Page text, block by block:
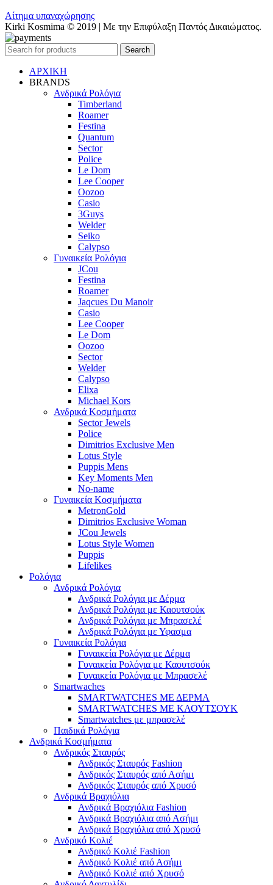
Αίτημα υπαναχώρησης
Kirki Kosmima © 2019 | Με την Επιφύλαξη Παντός Δικαιώματος.
Search
ΑΡΧΙΚΗ
BRANDS
Ανδρικά Ρολόγια
Timberland
Roamer
Festina
Quantum
Sector
Police
Le Dom
Lee Cooper
Oozoo
Casio
3Guys
Welder
Seiko
Calypso
Γυναικεία Ρολόγια
JCou
Festina
Roamer
Jaqcues Du Manoir
Casio
Lee Cooper
Le Dom
Oozoo
Sector
Welder
Calypso
Elixa
Michael Kors
Ανδρικά Κοσμήματα
Sector Jewels
Police
Dimitrios Exclusive Men
Lotus Style
Puppis Mens
Key Moments Men
No-name
Γυναικεία Κοσμήματα
MetronGold
Dimitrios Exclusive Woman
JCou Jewels
Lotus Style Women
Puppis
Lifelikes
Ρολόγια
Ανδρικά Ρολόγια
Ανδρικά Ρολόγια με Δέρμα
Ανδρικά Ρολόγια με Καουτσούκ
Ανδρικά Ρολόγια με Μπρασελέ
Ανδρικά Ρολόγια με Υφασμα
Γυναικεία Ρολόγια
Γυναικεία Ρολόγια με Δέρμα
Γυναικεία Ρολόγια με Καουτσούκ
Γυναικεία Ρολόγια με Μπρασελέ
Smartwaches
SMARTWATCHES ΜΕ ΔΕΡΜΑ
SMARTWATCHES ΜΕ ΚΑΟΥΤΣΟΥΚ
Smartwatches με μπρασελέ
Παιδικά Ρολόγια
Ανδρικά Κοσμήματα
Ανδρικός Σταυρός
Ανδρικός Σταυρός Fashion
Ανδρικός Σταυρός από Ασήμι
Ανδρικός Σταυρός από Χρυσό
Ανδρικά Βραχιόλια
Ανδρικά Βραχιόλια Fashion
Ανδρικά Βραχιόλια από Ασήμι
Ανδρικά Βραχιόλια από Χρυσό
Ανδρικό Κολιέ
Ανδρικό Κολιέ Fashion
Ανδρικό Κολιέ από Ασήμι
Ανδρικό Κολιέ από Χρυσό